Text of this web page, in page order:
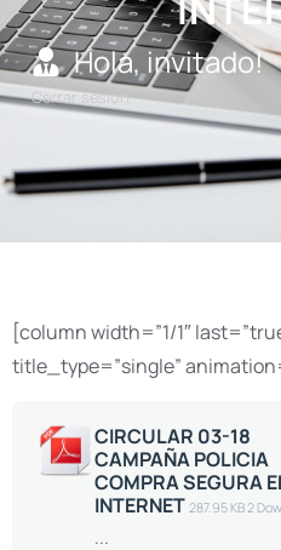
Hola, invitado!
Cerrar sesión
[column width=”1/1″
title_type=”single”
CIRCULAR 03-18
CAMPAÑA POLICIA
COMPRA SEGURA
INTERNET 287.95 KB2
...